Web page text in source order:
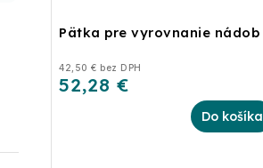
Pätka pre vyrovnanie nádob
42,50 € bez DPH
52,28 €
Do košíka